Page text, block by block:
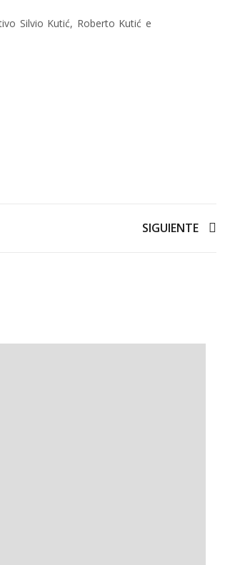
Silvio Kutić, Roberto Kutić e
SIGUIENTE